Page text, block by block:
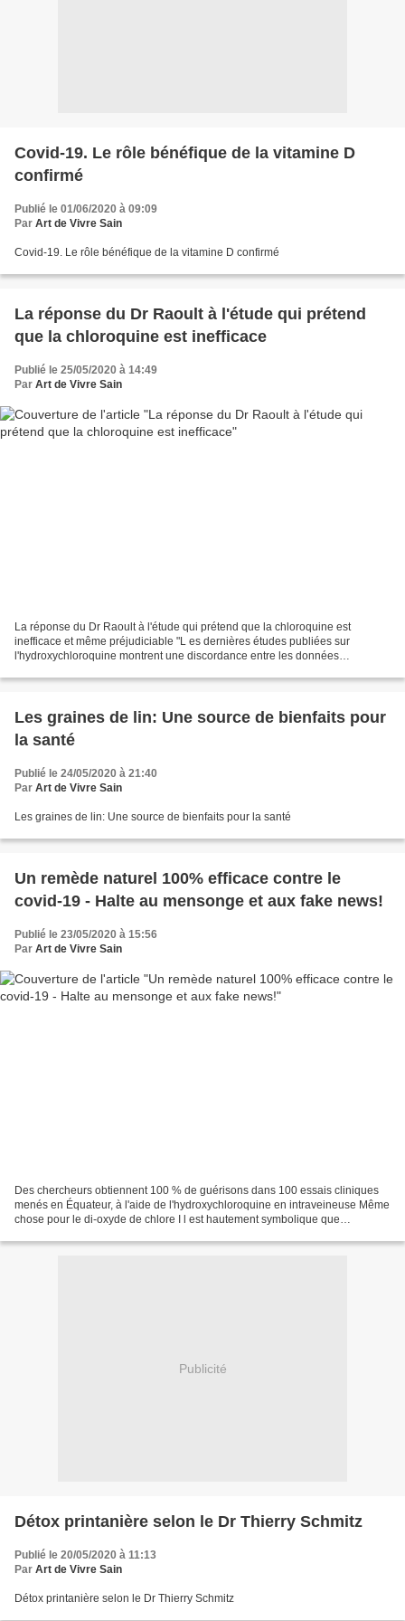
Covid-19. Le rôle bénéfique de la vitamine D
confirmé
Publié le 01/06/2020 à 09:09
Par Art de Vivre Sain
Covid-19. Le rôle bénéfique de la vitamine D confirmé
La réponse du Dr Raoult à l'étude qui prétend
que la chloroquine est inefficace
Publié le 25/05/2020 à 14:49
Par Art de Vivre Sain
La réponse du Dr Raoult à l'étude qui prétend que la chloroquine est
inefficace et même préjudiciable "L es dernières études publiées sur
l'hydroxychloroquine montrent une discordance entre les données
Les graines de lin: Une source de bienfaits pour
la santé
Publié le 24/05/2020 à 21:40
Par Art de Vivre Sain
Les graines de lin: Une source de bienfaits pour la santé
Un remède naturel 100% efficace contre le
covid-19 - Halte au mensonge et aux fake news!
Publié le 23/05/2020 à 15:56
Par Art de Vivre Sain
Des chercheurs obtiennent 100 % de guérisons dans 100 essais cliniques
menés en Équateur, à l'aide de l'hydroxychloroquine en intraveineuse Même
chose pour le di-oxyde de chlore I l est hautement symbolique que
Publicité
Détox printanière selon le Dr Thierry Schmitz
Publié le 20/05/2020 à 11:13
Par Art de Vivre Sain
Détox printanière selon le Dr Thierry Schmitz